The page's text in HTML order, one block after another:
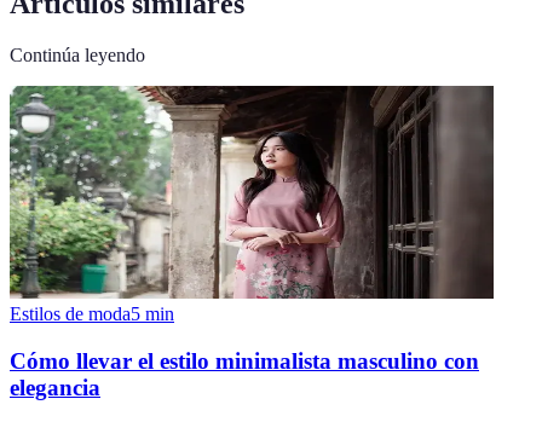
Continúa leyendo
Estilos de moda5 min
Cómo llevar el estilo minimalista masculino con
elegancia